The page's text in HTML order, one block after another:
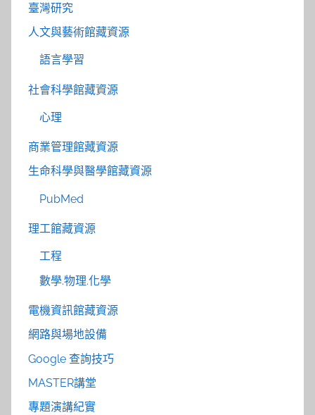
臺灣研究
人文與藝術館藏資源
語言學習
社會科學館藏資源
心理
商業管理館藏資源
生命科學與醫學館藏資源
PubMed
理工館藏資源
工程
數學.物理.化學
電機資訊館藏資源
網路與場地設備
Google 查詢技巧
MASTER講堂
專題演講紀實